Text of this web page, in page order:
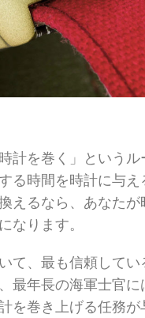
計を巻く」というル
る時間を時計に与
えるなら、あなたが
なります。
て、最も信頼してい
最年長の海軍士官
を巻き上げる任務